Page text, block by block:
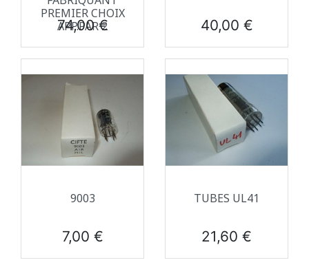
PREMIER CHOIX
APP.PAR 2
Prix
74,00 € Prix
40,00 €
9003
Prix
7,00 €
TUBES UL41
Prix
21,60 €